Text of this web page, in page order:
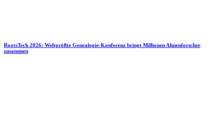
RootsTech 2026: Weltgrößte Genealogie-Konferenz bringt Millionen Ahnenforscher
zusammen